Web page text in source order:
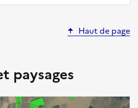
Haut de page
paysages